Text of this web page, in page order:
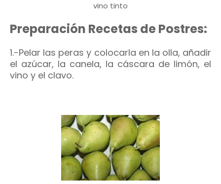
vino tinto
Preparación Recetas de Postres:
1.-Pelar las peras y colocarla en la olla, añadir
el azúcar, la canela, la cáscara de limón, el
vino y el clavo.